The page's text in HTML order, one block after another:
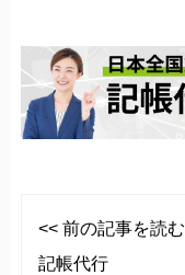
<< 前の記事を読む
記帳代行